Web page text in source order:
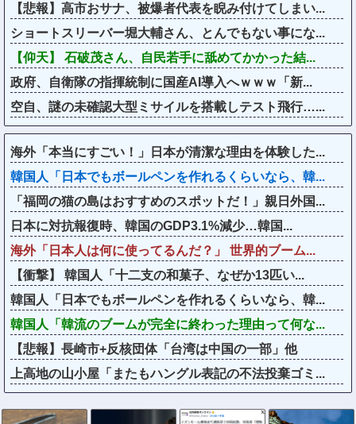
【悲報】高市おサナ、被爆者代表を睨み付けてしまい...
ショートスリーバー堀大輔さん、とんでもない事にな...
【仰天】 石破茂さん、自民若手に舐めてかかった結...
政府、自衛隊の指揮統制に国産AI導入へｗｗｗ「新...
空自、謎の未確認大型ミサイルを搭載しテスト飛行…...
海外「本当にすごい！」日本が清潔な理由を体験した...
韓国人「日本でもボールペンを作れるくらいなら、韓...
「福岡の猫の島はおすすめのスポットだ！」親日外国...
日本に対抗報復時、韓国のGDP3.1%減少…韓国...
海外「日本人は何に使ってるんだ？」 世界的ブーム...
【衝撃】 韓国人「十二支の和菓子、なぜか13匹い...
韓国人「日本でもボールペンを作れるくらいなら、韓...
韓国人「韓流のブームが完全に終わった理由って何な...
【悲報】長崎市+反核団体「台湾は中国の一部」他
上高地の山小屋「またもハングル表記の不法投棄ゴミ...